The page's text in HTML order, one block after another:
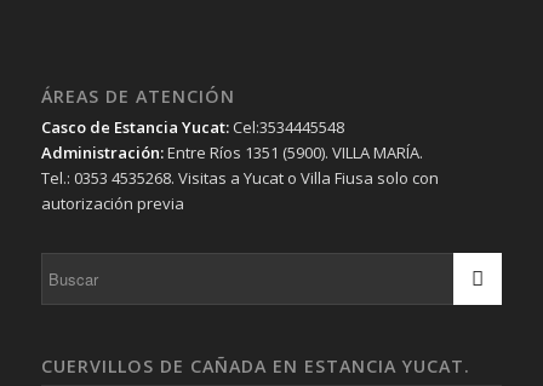
ÁREAS DE ATENCIÓN
Casco de Estancia Yucat:Cel:3534445548
Administración:Entre Ríos 1351 (5900). VILLA MARÍA.
Tel.: 0353 4535268. Visitas a Yucat o Villa Fiusa solo con
autorización previa
CUERVILLOS DE CAÑADA EN ESTANCIA YUCAT.